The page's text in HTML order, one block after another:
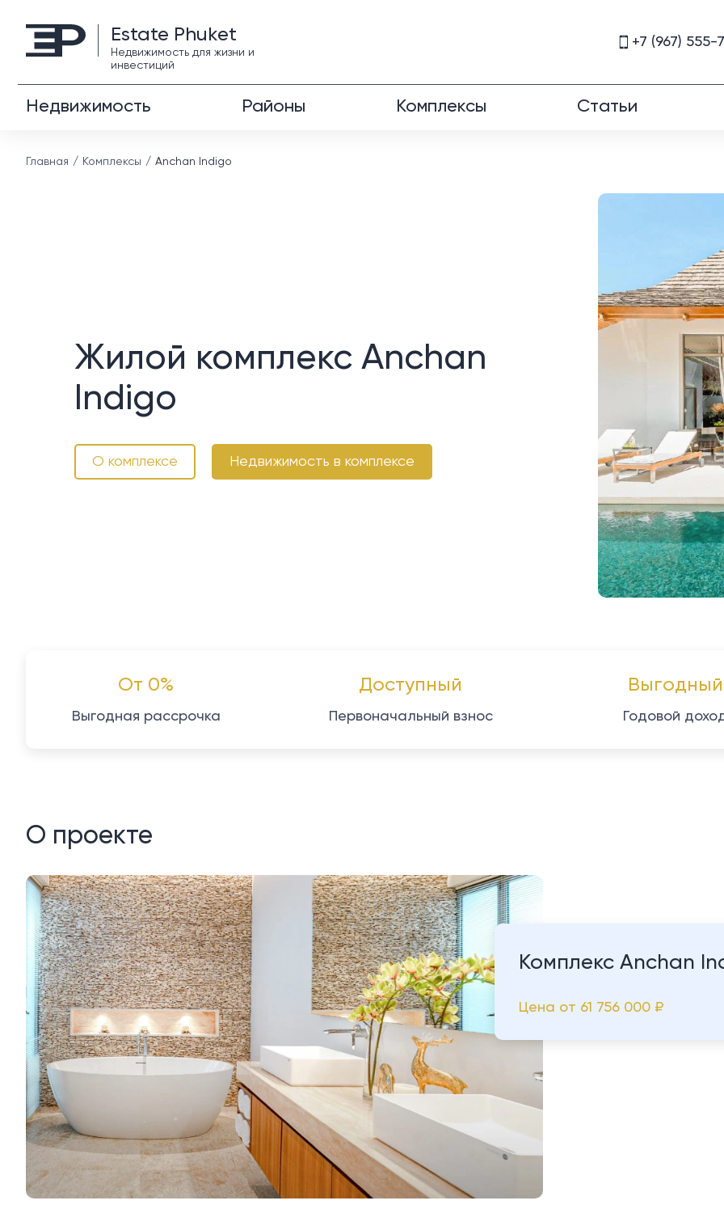
Estate Phuket
Недвижимость для жизни и
инвестиций
+7 (967) 555-
Недвижимость Районы Комплексы Статьи
Главная Комплексы Anchan Indigo
Жилой комплекс Anchan
Indigo
О комплексе Недвижимость в комплексе
От 0%
Выгодная рассрочка
Доступный
Первоначальный взнос
Выгодный
Годовой
О проекте
Комплекс Anchan
Цена от 61 756 000 ₽